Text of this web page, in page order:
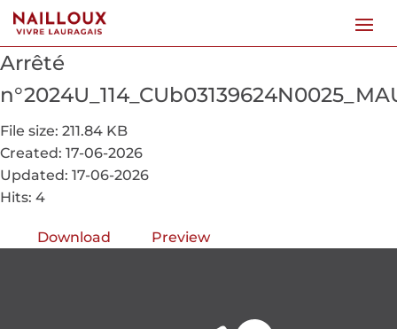
Arrêté
File size: 211.84 KB
Created: 17-06-2026
Updated: 17-06-2026
Hits: 4
Download Preview